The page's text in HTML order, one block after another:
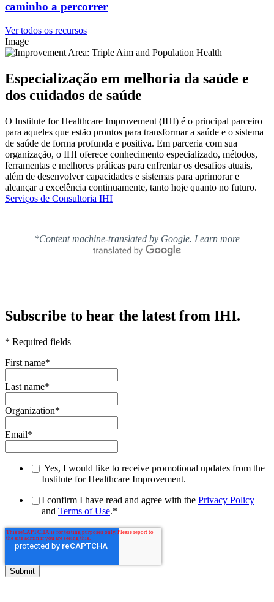
caminho a percorrer
Ver todos os recursos
Image
Especialização em melhoria da saúde e
dos cuidados de saúde
O Institute for Healthcare Improvement (IHI) é o principal parceiro
para aqueles que estão prontos para transformar a saúde e o sistema
de saúde de forma profunda e positiva. Em parceria com sua
organização, o IHI oferece conhecimento especializado, métodos,
ferramentas e melhores práticas para enfrentar os desafios atuais,
além de desenvolver capacidades e sistemas para aprimorar e
alcançar a excelência continuamente, tanto hoje quanto no futuro.
Serviços de Consultoria IHI
*Content machine-translated by Google. Learn more
Subscribe to hear the latest from IHI.
* Required fields
First name*
Last name*
Organization*
Email*
Yes, I would like to receive promotional updates from the
Institute for Healthcare Improvement.
I confirm I have read and agree with the Privacy Policy
and Terms of Use.*